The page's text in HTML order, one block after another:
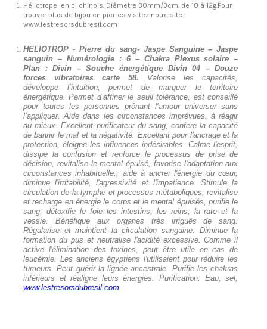
Héliotrope en pi chinois. Diâmetre 30mm/3cm. de 10 à 12g.Pour
trouver plus de bijou en pierres visitez notre site :
www.lestresorsdubresil.com
HELIOTROP - Pierre du sang- Jaspe Sanguine – Jaspe
sanguin – Numérologie : 6 – Chakra Plexus solaire –
Plan : Divin – Souche énergétique Divin 04 – Douze
forces vibratoires carte 58. Valorise les capacités,
développe l’intuition, permet de marquer le territoire
énergétique. Permet d’affiner le seuil tolérance, est conseillé
pour toutes les personnes prônant l’amour universer sans
l’appliquer. Aide dans les circonstances imprévues, à réagir
au mieux. Excellent purificateur du sang, confere la capacité
de bannir le mal et la négativité. Excellant pour l'ancrage et la
protection, éloigne les influences indésirables. Calme l'esprit,
dissipe la confusion et renforce le processus de prise de
décision, revitalise le mental épuisé, favorise l'adaptation aux
circonstances inhabituelle., aide à ancrer l'énergie du cœur,
diminue l'irritabilité, l'agressivité et l'impatience. Stimule la
circulation de la lymphe et processus métaboliques, revitalise
et recharge en énergie le corps et le mental épuisés, purifie le
sang, détoxifie le foie les intestins, les reins, la rate et la
vessie. Bénéfique aux organes très irrigués de sang.
Régularise et maintient la circulation sanguine. Diminue la
formation du pus et neutralise l'acidité excessive. Comme il
active l'élimination des toxines, peut être utile en cas de
leucémie. Les anciens égyptiens l'utilisaient pour réduire les
tumeurs. Peut guérir la lignée ancestrale. Purifie les chakras
inférieurs et réaligne leurs énergies. Purification: Eau, sel,
www.lestresorsdubresil.com